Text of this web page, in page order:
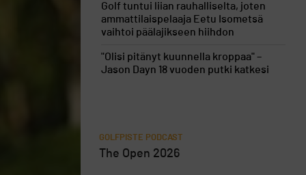
Golf tuntui liian rauhalliselta, joten
ammattilaispelaaja Eetu Isometsä
vaihtoi päälajikseen hiihdon
"Olisi pitänyt kuunnella kroppaa" –
Jason Dayn 18 vuoden putki katkesi
GOLFPISTE PODCAST
The Open 2026